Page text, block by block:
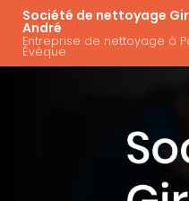
Aller
contenu
principal
Société de nettoyage
André
Entreprise de nettoyage à Pont-
Évêque